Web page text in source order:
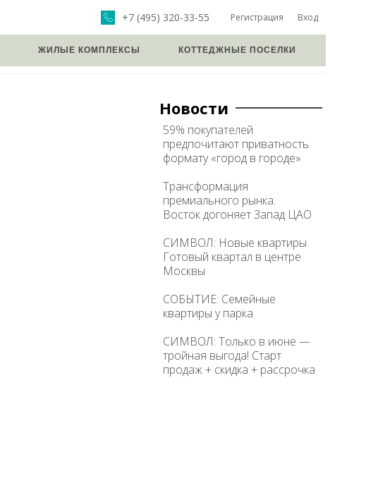
Регистрация Вход
+7 (495) 320-33-55
ЖИЛЫЕ КОМПЛЕКСЫ КОТТЕДЖНЫЕ ПОСЕЛКИ
Новости
59% покупателей
предпочитают приватность
формату «город в городе»
Трансформация
премиального рынка:
Восток догоняет Запад ЦАО
СИМВОЛ: Новые квартиры.
Готовый квартал в центре
Москвы
СОБЫТИЕ: Семейные
квартиры у парка
СИМВОЛ: Только в июне —
тройная выгода! Старт
продаж + скидка + рассрочка